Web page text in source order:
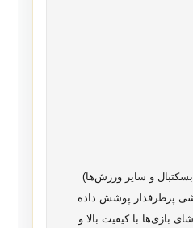
بسکتبال و سایر ورزش‌ها)
پرطرفدار پوشش داده
بازی‌ها با کیفیت بالا و